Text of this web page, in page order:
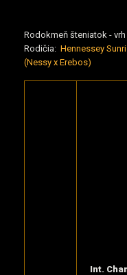
Rodokmeň šteniatok - vrh
Rodičia: Hennessey
(Nessy x Erebos)
Int.